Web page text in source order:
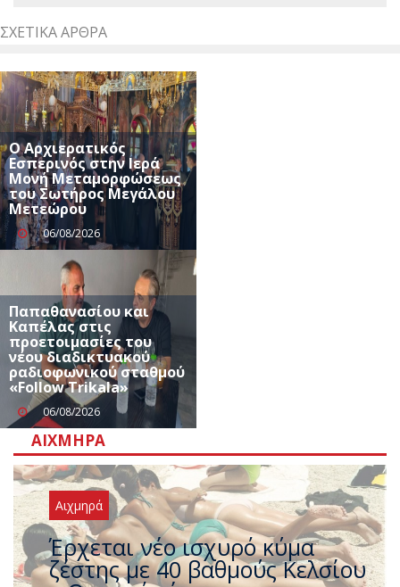
ΣΧΕΤΙΚΆ ΆΡΘΡΑ
Ο Αρχιερατικός
Εσπερινός στην Ιερά
Μονή Μεταμορφώσεως
του Σωτήρος Μεγάλου
Μετεώρου
06/08/2026
Παπαθανασίου και
Καπέλας στις
προετοιμασίες του
νέου διαδικτυακού
ραδιοφωνικού σταθμού
«Follow Trikala»
06/08/2026
ΑΙΧΜΗΡΆ
Αιχμηρά
Άφαντος ο Τσίπρας… την ώρα
που η χώρα καίγεται